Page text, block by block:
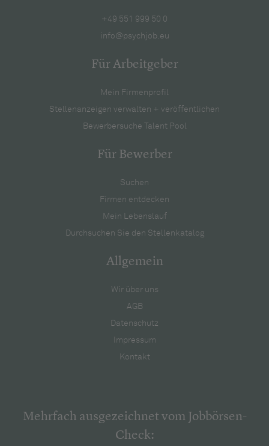
+49 551 999 50 0
info@psychjob.eu
Für Arbeitgeber
Mein Firmenprofil
Stellenanzeigen verwalten + veröffentlichen
Bewerbersuche Talent Pool
Für Bewerber
Suchen
Firmen entdecken
Mein Lebenslauf
Durchsuchen Sie den Stellenkatalog
Allgemein
Wir über uns
AGB
Datenschutz
Impressum
Kontakt
Mehrfach ausgezeichnet vom Jobbörsen-
Check: